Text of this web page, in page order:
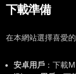
下載準備
在本網站選擇喜愛
安卓用戶 ：下載